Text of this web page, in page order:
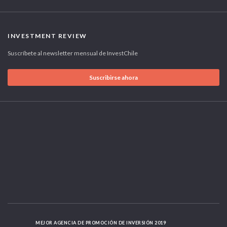
INVESTMENT REVIEW
Suscríbete al newsletter mensual de InvestChile
Suscribirse ahora
MEJOR AGENCIA DE PROMOCIÓN DE INVERSIÓN 2019